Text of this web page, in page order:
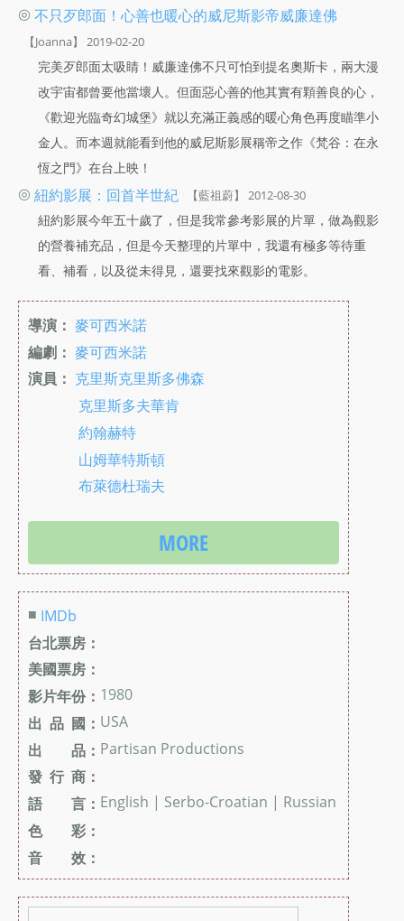
◎ 不只歹郎面！心善也暖心的威尼斯影帝威廉達佛
【Joanna】 2019-02-20
完美歹郎面太吸睛！威廉達佛不只可怕到提名奧斯卡，兩大漫
改宇宙都曾要他當壞人。但面惡心善的他其實有顆善良的心，
《歡迎光臨奇幻城堡》就以充滿正義感的暖心角色再度瞄準小
金人。而本週就能看到他的威尼斯影展稱帝之作《梵谷：在永
恆之門》在台上映！
◎ 紐約影展：回首半世紀 【藍祖蔚】 2012-08-30
紐約影展今年五十歲了，但是我常參考影展的片單，做為觀影
的營養補充品，但是今天整理的片單中，我還有極多等待重
看、補看，以及從未得見，還要找來觀影的電影。
導演： 麥可西米諾
編劇： 麥可西米諾
演員： 克里斯克里斯多佛森
克里斯多夫華肯
約翰赫特
山姆華特斯頓
布萊德杜瑞夫
MORE
■ IMDb
台北票房：
美國票房：
影片年份： 1980
出 品 國： USA
出 品： Partisan Productions
發 行 商：
語 言： English | Serbo-Croatian | Russian
色 彩：
音 效：